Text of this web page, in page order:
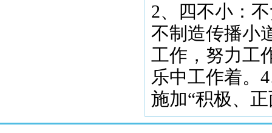
2、四不小：
不制造传播小
工作，努力工
乐中工作着。
施加“积极、